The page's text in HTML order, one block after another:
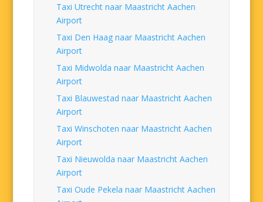
Taxi Utrecht naar Maastricht Aachen
Airport
Taxi Den Haag naar Maastricht Aachen
Airport
Taxi Midwolda naar Maastricht Aachen
Airport
Taxi Blauwestad naar Maastricht Aachen
Airport
Taxi Winschoten naar Maastricht Aachen
Airport
Taxi Nieuwolda naar Maastricht Aachen
Airport
Taxi Oude Pekela naar Maastricht Aachen